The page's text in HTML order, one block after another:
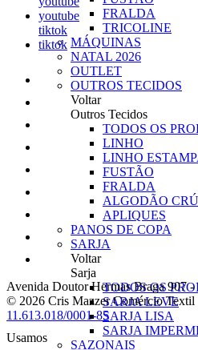
FRALDA
TRICOLINE
MÁQUINAS
NATAL 2026
OUTLET
OUTROS TECIDOS
Voltar
Outros Tecidos
TODOS OS
LINHO
LINHO
FUSTÃO
FRALDA
ALGODÃO CRÚ
APLIQUES
PANOS DE COPA
SARJA
Voltar
Sarja
TODOS OS
SARJA LEVE
SARJA LISA
SARJA
SAZONAIS
youtube
tiktok
tiktok
Avenida Doutor Hermas Braga 907-
© 2026 Cris Mazzer Comércio
11.613.018/0001-85
Usamos